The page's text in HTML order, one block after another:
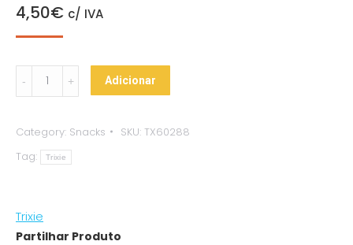
4,50€ c/ IVA
Espigas
de
quantity
Adicionar
Category: Snacks SKU: TX60288
Tag:
Trixie
Trixie
Partilhar Produto